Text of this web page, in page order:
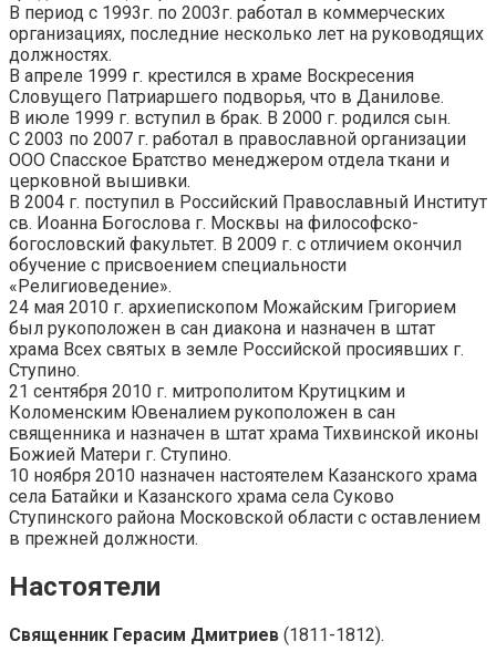
В период с 1993г. по 2003г. работал в коммерческих
организациях, последние несколько лет на руководящих
должностях.
В апреле 1999 г. крестился в храме Воскресения
Словущего Патриаршего подворья, что в Данилове.
В июле 1999 г. вступил в брак. В 2000 г. родился сын.
С 2003 по 2007 г. работал в православной организации
ООО Спасское Братство менеджером отдела ткани и
церковной вышивки.
В 2004 г. поступил в Российский Православный Институт
св. Иоанна Богослова г. Москвы на философско-
богословский факультет. В 2009 г. с отличием окончил
обучение с присвоением специальности
«Религиоведение».
24 мая 2010 г. архиепископом Можайским Григорием
был рукоположен в сан диакона и назначен в штат
храма Всех святых в земле Российской просиявших г.
Ступино.
21 сентября 2010 г. митрополитом Крутицким и
Коломенским Ювеналием рукоположен в сан
священника и назначен в штат храма Тихвинской иконы
Божией Матери г. Ступино.
10 ноября 2010 назначен настоятелем Казанского храма
села Батайки и Казанского храма села Суково
Ступинского района Московской области с оставлением
в прежней должности.
Настоятели
Священник Герасим Дмитриев (1811-1812).